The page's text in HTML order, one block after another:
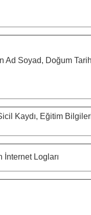
Ad Soyad, Doğum
Kaydı, Eğitim
Logları